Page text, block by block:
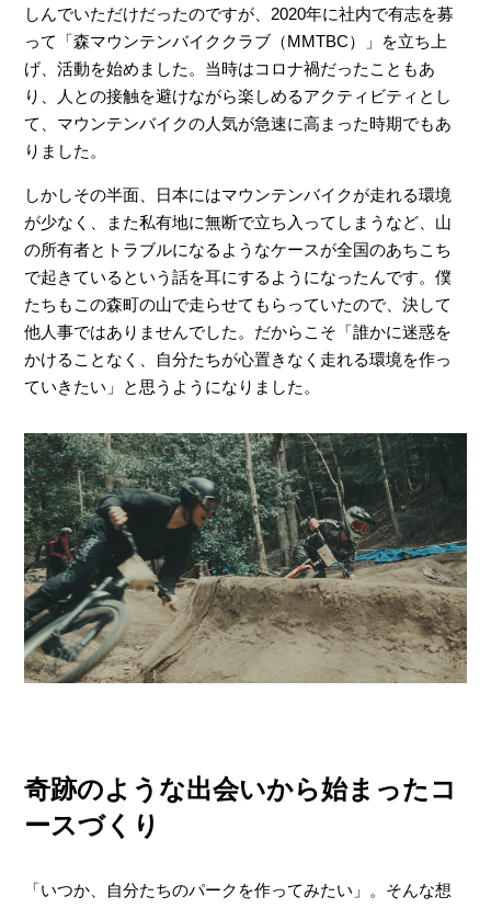
しんでいただけだったのですが、2020年に社内で有志を募
って「森マウンテンバイククラブ（MMTBC）」を立ち上
げ、活動を始めました。当時はコロナ禍だったこともあ
り、人との接触を避けながら楽しめるアクティビティとし
て、マウンテンバイクの人気が急速に高まった時期でもあ
りました。
しかしその半面、日本にはマウンテンバイクが走れる環境
が少なく、また私有地に無断で立ち入ってしまうなど、山
の所有者とトラブルになるようなケースが全国のあちこち
で起きているという話を耳にするようになったんです。僕
たちもこの森町の山で走らせてもらっていたので、決して
他人事ではありませんでした。だからこそ「誰かに迷惑を
かけることなく、自分たちが心置きなく走れる環境を作っ
ていきたい」と思うようになりました。
奇跡のような出会いから始まったコ
ースづくり
「いつか、自分たちのパークを作ってみたい」。そんな想